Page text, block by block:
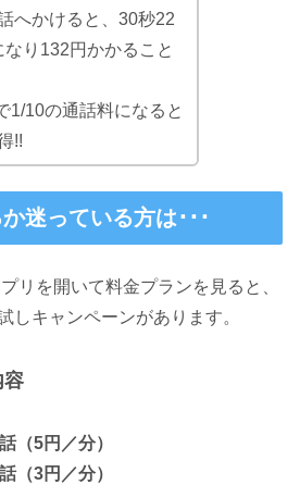
へかけると、30秒22
り132円かかること
1/10の通話料になると
!!
迷っている方は･･･
リを開いて料金プランを見ると、
しキャンペーンがあります。
容
（5円／分）
（3円／分）